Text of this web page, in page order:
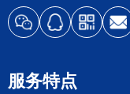
服务特点